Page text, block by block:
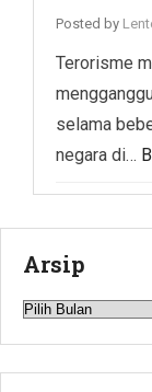
Posted by
Terorisme
selama
negara di…
Arsip
Arsip